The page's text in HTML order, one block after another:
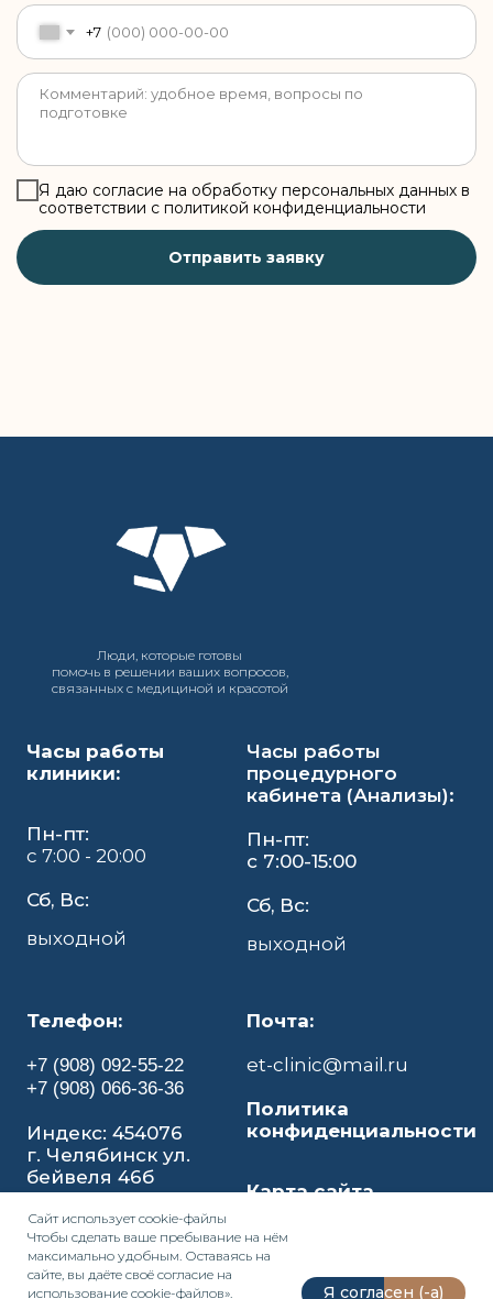
+7
Я даю согласие на обработку персональных данных в
соответствии с политикой конфиденциальности
Отправить заявку
Сайт используетcookie-файлы
Чтобы сделать ваше пребывание на нём
максимально удобным. Оставаясь на
сайте, вы даёте своё согласие на
использование cookie-файлов».
Я согласен (-а)
Люди, которые готовы
помочь в решении ваших вопросов,
связанных с медициной и красотой
Часы работы
клиники:
Пн-пт:
с 7:00 - 20:00
Сб, Вс:
выходной
Часы работы
процедурного
кабинета (Анализы):
Пн-пт:
с 7:00-15:00
Сб, Вс:
выходной
Телефон:
+7 (908) 092-55-22
+7 (908) 066-36-36
Индекс: 454076
г. Челябинск ул.
бейвеля 46б
Почта:
et-clinic@mail.ru
Политика
конфиденциальности
Карта сайта